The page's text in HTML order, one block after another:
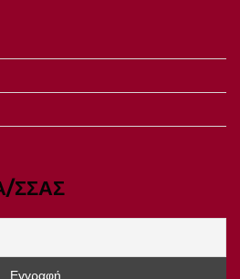
ΣΣΑΣ